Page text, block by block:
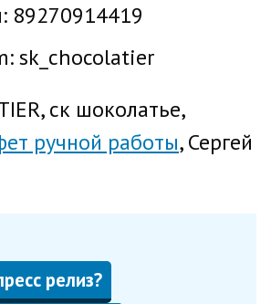
89270914419
sk_chocolatier
ск шоколатье,
ручной работы, Сергей
релиз?